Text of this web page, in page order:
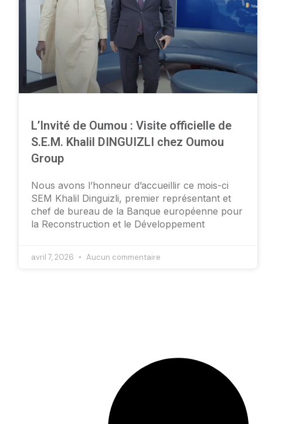
L’Invité de Oumou : Visite officielle de
S.E.M. Khalil DINGUIZLI chez Oumou
Group
Nous avons l’honneur d’accueillir ce mois-ci
SEM Khalil Dinguizli, premier représentant et
chef de bureau de la Banque européenne pour
la Reconstruction et le Développement
avril 7, 2026 Aucun commentaire